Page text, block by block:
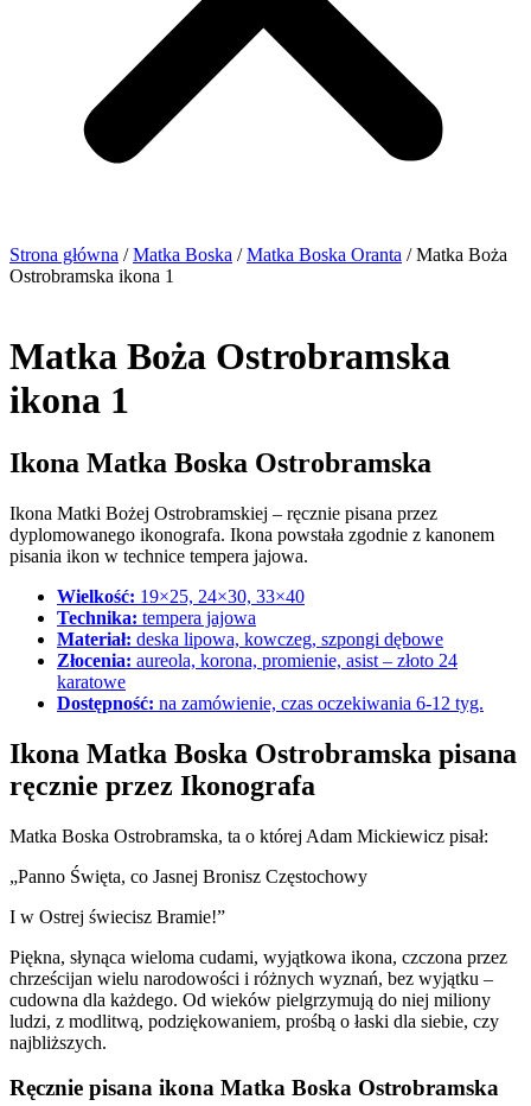
Strona główna /Matka Boska /Matka Boska Oranta / Matka Boża
Ostrobramska ikona 1
Matka Boża Ostrobramska
ikona 1
Ikona Matka Boska Ostrobramska
Ikona Matki Bożej Ostrobramskiej – ręcznie pisana przez
dyplomowanego ikonografa. Ikona powstała zgodnie z kanonem
pisania ikon w technice tempera jajowa.
Wielkość: 19×25, 24×30, 33×40
Technika: tempera jajowa
Materiał: deska lipowa, kowczeg, szpongi dębowe
Złocenia: aureola, korona, promienie, asist – złoto 24
karatowe
Dostępność: na zamówienie, czas oczekiwania 6-12 tyg.
Ikona Matka Boska Ostrobramska pisana
ręcznie przez Ikonografa
Matka Boska Ostrobramska, ta o której Adam Mickiewicz pisał:
„Panno Święta, co Jasnej Bronisz Częstochowy
I w Ostrej świecisz Bramie!”
Piękna, słynąca wieloma cudami, wyjątkowa ikona, czczona przez
chrześcijan wielu narodowości i różnych wyznań, bez wyjątku –
cudowna dla każdego. Od wieków pielgrzymują do niej miliony
ludzi, z modlitwą, podziękowaniem, prośbą o łaski dla siebie, czy
najbliższych.
Ręcznie pisana ikona Matka Boska Ostrobramska